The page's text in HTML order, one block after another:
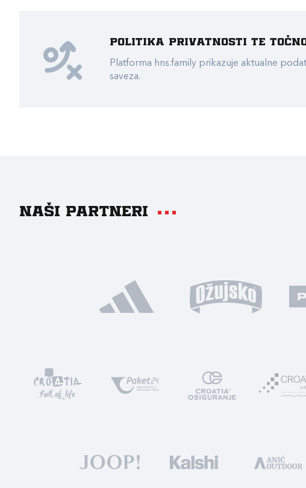
Politika privatnosti te
Platforma hns.family prikazuje aktualne
saveza.
Naši partneri